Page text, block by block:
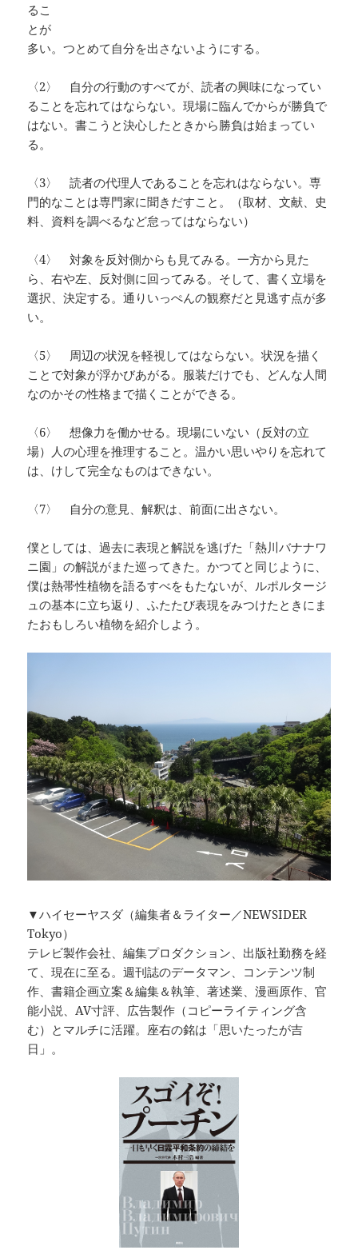
るこ
とが
多い。つとめて自分を出さないようにする。
〈2〉 自分の行動のすべてが、読者の興味になってい
ることを忘れてはならない。現場に臨んでからが勝負で
はない。書こうと決心したときから勝負は始まってい
る。
〈3〉 読者の代理人であることを忘れはならない。専
門的なことは専門家に聞きだすこと。（取材、文献、史
料、資料を調べるなど怠ってはならない）
〈4〉 対象を反対側からも見てみる。一方から見た
ら、右や左、反対側に回ってみる。そして、書く立場を
選択、決定する。通りいっぺんの観察だと見逃す点が多
い。
〈5〉 周辺の状況を軽視してはならない。状況を描く
ことで対象が浮かびあがる。服装だけでも、どんな人間
なのかその性格まで描くことができる。
〈6〉 想像力を働かせる。現場にいない（反対の立
場）人の心理を推理すること。温かい思いやりを忘れて
は、けして完全なものはできない。
〈7〉 自分の意見、解釈は、前面に出さない。
僕としては、過去に表現と解説を逃げた「熱川バナナワ
ニ園」の解説がまた巡ってきた。かつてと同じように、
僕は熱帯性植物を語るすべをもたないが、ルポルタージ
ュの基本に立ち返り、ふたたび表現をみつけたときにま
たおもしろい植物を紹介しよう。
▼ハイセーヤスダ（編集者＆ライター／NEWSIDER
Tokyo）
テレビ製作会社、編集プロダクション、出版社勤務を経
て、現在に至る。週刊誌のデータマン、コンテンツ制
作、書籍企画立案＆編集＆執筆、著述業、漫画原作、官
能小説、AV寸評、広告製作（コピーライティング含
む）とマルチに活躍。座右の銘は「思いたったが吉
日」。